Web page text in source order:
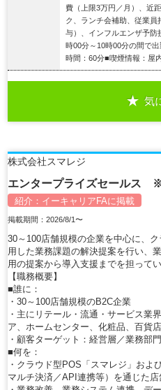
費（上限3万円／月）、近
ク、ランチ会補助、従業
与）、インフルエンザ予防
時00分～10時00分の間で
時間：60分■喫煙情報：屋
気
株式会社スマレジ
エンタープライズセールス
紹介： イーキャリアFAに掲載
掲載期間：2026/8/1〜
30～100店舗規模の企業を中心に、
用した業務課題の解決提案を行い、
用の提案から導入支援までを担ってい
【職務概要】
■誰に：
・30～100店舗規模のB2C企業
・主にリテール・流通・サービス業
ア、ホームセンター、化粧品、百貨店
・顧客ターゲット：経営層／業務部
■何を：
・クラウド型POS「スマレジ」およ
マルチ決済／API連携等）を通じた